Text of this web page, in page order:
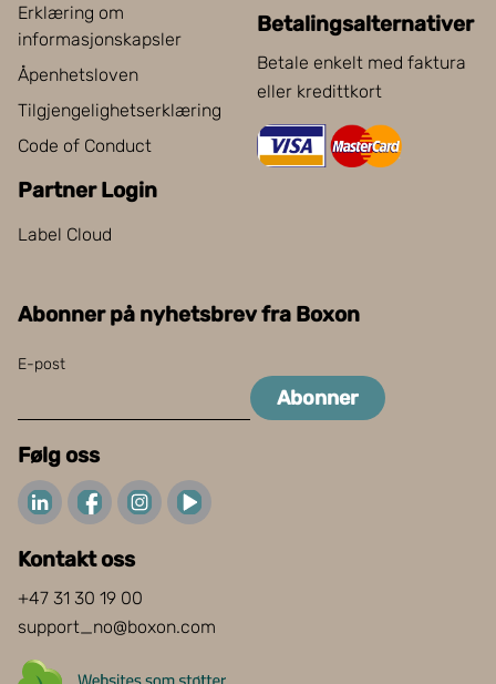
Erklæring om
informasjonskapsler
Åpenhetsloven
Tilgjengelighetserklæring
Code of Conduct
Partner Login
Label Cloud
Betalingsalternativer
Betale enkelt med faktura
eller kredittkort
Abonner på nyhetsbrev fra Boxon
E-post
Abonner
Følg oss
Kontakt oss
+47 31 30 19 00
support_no@boxon.com